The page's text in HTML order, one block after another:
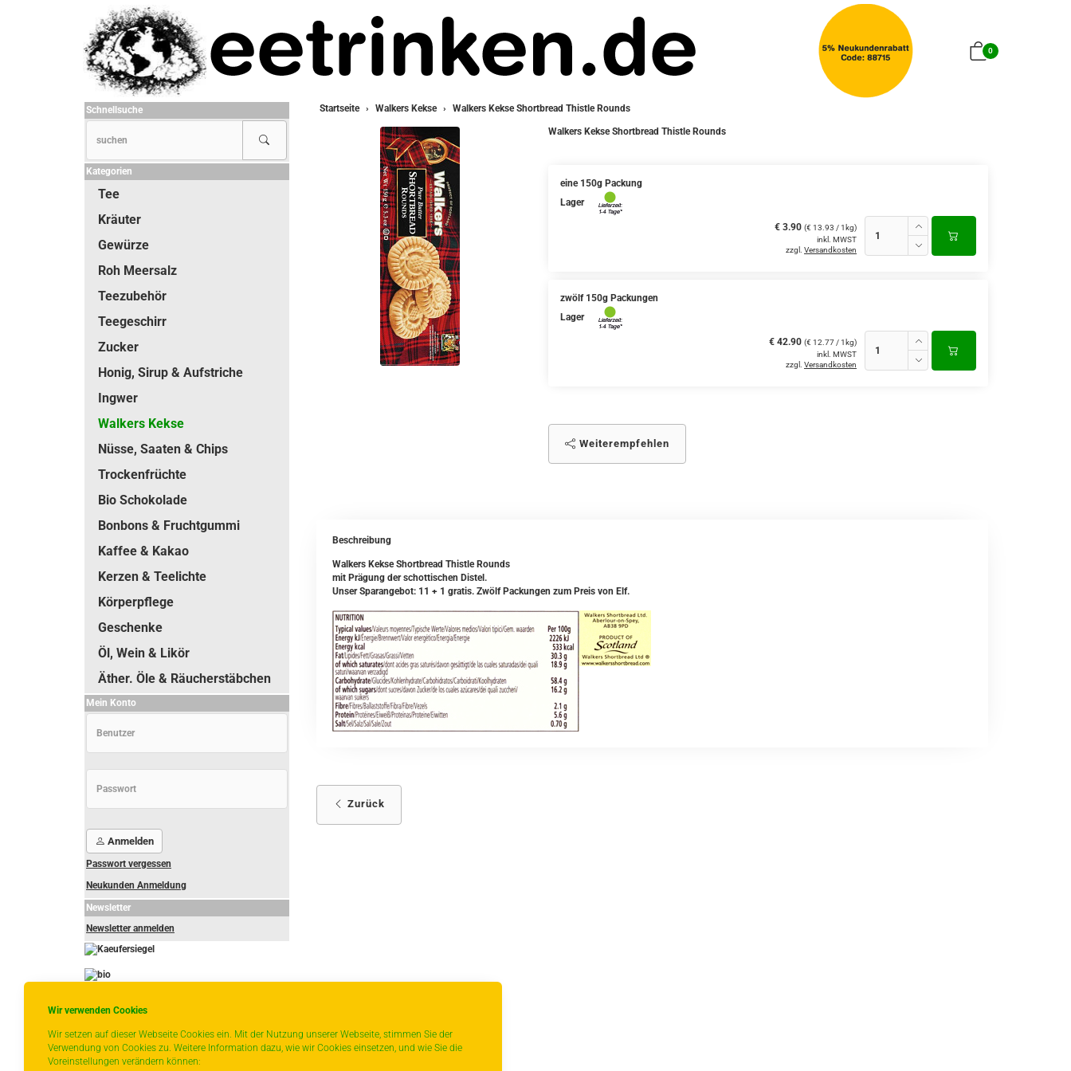
Wir verwenden Cookies
Wir setzen auf dieser Webseite Cookies ein. Mit der Nutzung unserer Webseite, stimmen Sie der
Verwendung von Cookies zu. Weitere Information dazu, wie wir Cookies einsetzen, und wie Sie die
Voreinstellungen verändern können:
0
Startseite Walkers Kekse Walkers Kekse Shortbread Thistle Rounds
Walkers Kekse Shortbread Thistle Rounds
eine 150g Packung
Lager
€ 3.90 (€ 13.93 / 1kg)
inkl. MWST
zzgl. Versandkosten
zwölf 150g Packungen
Lager
€ 42.90 (€ 12.77 / 1kg)
inkl. MWST
zzgl. Versandkosten
Weiterempfehlen
Beschreibung
Walkers Kekse Shortbread Thistle Rounds
mit Prägung der schottischen Distel.
Unser Sparangebot: 11 + 1 gratis. Zwölf Packungen zum Preis von Elf.
Zurück
Schnellsuche
Kategorien
Tee
Kräuter
Gewürze
Roh Meersalz
Teezubehör
Teegeschirr
Zucker
Honig, Sirup & Aufstriche
Ingwer
Walkers Kekse
Nüsse, Saaten & Chips
Trockenfrüchte
Bio Schokolade
Bonbons & Fruchtgummi
Kaffee & Kakao
Kerzen & Teelichte
Körperpflege
Geschenke
Öl, Wein & Likör
Äther. Öle & Räucherstäbchen
Mein Konto
Anmelden
Passwort vergessen
Neukunden Anmeldung
Newsletter
Newsletter anmelden
* gilt für Lieferungen innerhalb Deutschlands,